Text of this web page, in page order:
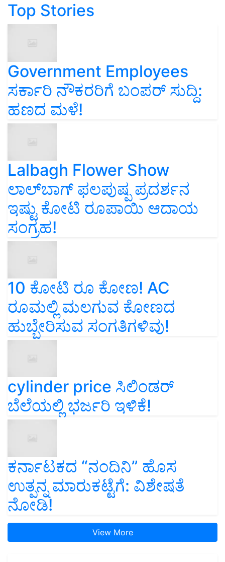
Top Stories
Government Employees
ಸರ್ಕಾರಿ ನೌಕರರಿಗೆ ಬಂಪರ್‌ ಸುದ್ದಿ:
ಹಣದ ಮಳೆ!
Lalbagh Flower Show
ಲಾಲ್‌ಬಾಗ್ ಫಲಪುಷ್ಪ ಪ್ರದರ್ಶನ
ಇಷ್ಟು ಕೋಟಿ ರೂಪಾಯಿ ಆದಾಯ
ಸಂಗ್ರಹ!
10 ಕೋಟಿ ರೂ ಕೋಣ! AC
ರೂಮಲ್ಲಿ ಮಲಗುವ ಕೋಣದ
ಹುಬ್ಬೇರಿಸುವ ಸಂಗತಿಗಳಿವು!
cylinder price ಸಿಲಿಂಡರ್‌
ಬೆಲೆಯಲ್ಲಿ ಭರ್ಜರಿ ಇಳಿಕೆ!
ಕರ್ನಾಟಕದ “ನಂದಿನಿ” ಹೊಸ
ಉತ್ಪನ್ನ ಮಾರುಕಟ್ಟೆಗೆ: ವಿಶೇಷತೆ
ನೋಡಿ!
View More